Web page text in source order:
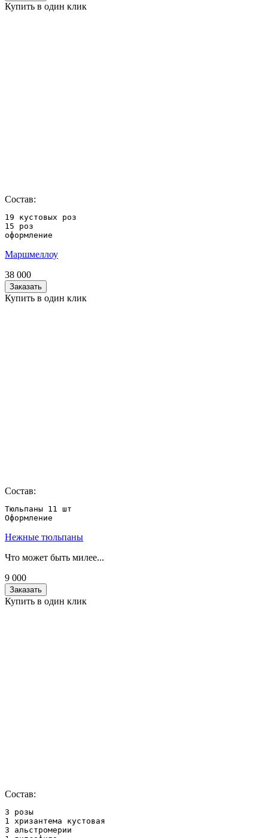
Купить в один клик
Состав:
19 кустовых роз
15 роз
оформление
Маршмеллоу
38 000
Заказать
Купить в один клик
Состав:
Тюльпаны 11 шт
Оформление
Нежные тюльпаны
Что может быть милее...
9 000
Заказать
Купить в один клик
Состав:
3 розы
1 хризантема кустовая
3 альстромерии